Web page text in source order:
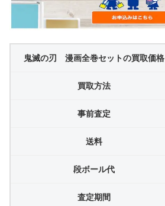
鬼滅の刃 漫画全巻セットの買取価格
買取方法
事前査定
送料
段ボール代
査定期間